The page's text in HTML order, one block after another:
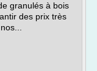
granulés à bois
des prix très